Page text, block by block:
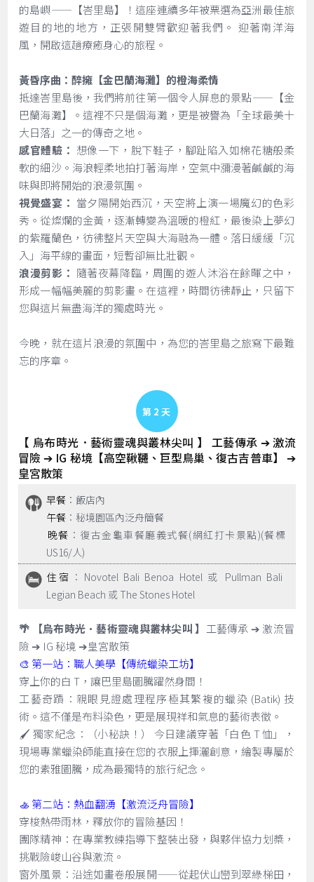
的島嶼——【峇里島】！這座連續多年被票選為亞洲最佳旅
遊目的地的地方，正張開雙臂歡迎著我們。 迎著南洋海
風，開啟這趟療癒身心的旅程。
黃昏序曲：醉擁【金巴蘭海灘】的橙海柔情
抵達峇里島後，我們將前往第一個令人屏息的景點——【金
巴蘭海灘】。這裡不只是個海灘，更是被譽為「全球最美十
大日落」之一的傳奇之地。
感官體驗： 想像一下，脫下鞋子，腳趾陷入如棉花糖般柔
軟的細沙。海浪輕柔地拍打著海岸，空氣中瀰漫著鹹鹹的海
味與即將開始的浪漫氛圍。
視覺盛宴： 當夕陽開始西沉，天空將上演一場魔幻的色彩
秀。從燦爛的金黃，逐漸轉變為溫暖的橙紅，最後染上夢幻
的紫羅蘭色，彷彿整片天空與大海融為一體。落日緩緩「沉
入」海平線的畫面，短暫卻無比壯觀。
浪漫剪影： 隨著夜幕降臨，周圍的遊人沐浴在餘暉之中，
形成一幅幅美麗的剪影畫。在這裡，時間彷彿靜止，只留下
您與這片無盡海洋的獨處時光。
今晚，就在這片浪漫的氛圍中，為您的峇里島之旅寫下最難
忘的序章。
Day 2
【 烏布時光．藝術靈魂與叢林尖叫 】 工藝傳承 ➔ 激流
冒險 ➔ IG 秘境【高空鞦韆、巨型鳥巢、復古吉普車】 ➔
皇宮散策
早餐 ：飯店內
午餐 ：秘境園區內泛舟簡餐
晚餐 ：復古金龜車餐廳義式餐(網紅打卡景點)(餐標
US16/人)
住宿 ：Novotel Bali Benoa Hotel 或 Pullman Bali
Legian Beach 或 The Stones Hotel
🌴 【烏布時光．藝術靈魂與叢林尖叫 】 工藝傳承 ➔ 激流冒
險 ➔ IG 秘境 ➔皇宮散策
🎨 第一站：職人美學【傳統蠟染工坊】
穿上你的白 T，讓巴里島圖騰躍然身間！
工藝奇蹟：親眼見證處理程序極其繁複的蠟染 (Batik) 技
術。這不僅是布料染色，更是展現祥和氣息的藝術表徵。
🖌️ 獨家紀念：（小秘訣！） 今日建議穿著「白色 T 恤」，
現場專業蠟染師能直接在您的衣服上揮灑創意，繪製專屬於
您的素雅圖騰，成為最獨特的旅行紀念。
🚣 第二站：熱血翻湧【激流泛舟冒險】
穿梭熱帶雨林，釋放你的冒險基因！
團隊精神：在專業教練指導下整裝出發，與夥伴協力划槳，
挑戰險峻山谷與激流。
窗外風景：沿途如畫卷般展開——從起伏山巒到翠綠梯田，